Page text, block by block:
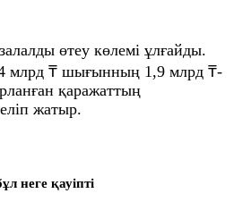
өтеу көлемі ұлғайды.
млрд ₸ шығынның 1,9 млрд ₸-
қаражаттың
жатыр.
неге қауіпті